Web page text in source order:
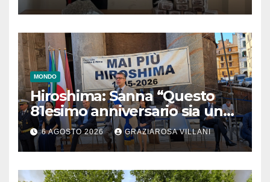
MONDO
Hiroshima: Sanna “Questo
81esimo anniversario sia un
monito per tutti”
6 AGOSTO 2026 GRAZIAROSA VILLANI